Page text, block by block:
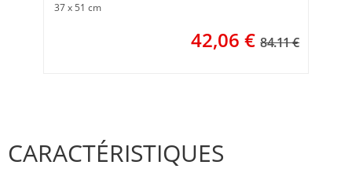
37 x 51 cm
42,06 € 84.11 €
CARACTÉRISTIQUES